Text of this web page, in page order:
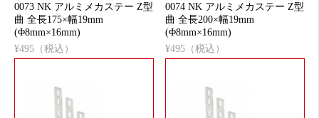
0073 NK アルミメカステー Z型
曲 全長175×幅19mm
(Φ8mm×16mm)
¥495（税込）
0074 NK アルミメカステー Z型
曲 全長200×幅19mm
(Φ8mm×16mm)
¥495（税込）